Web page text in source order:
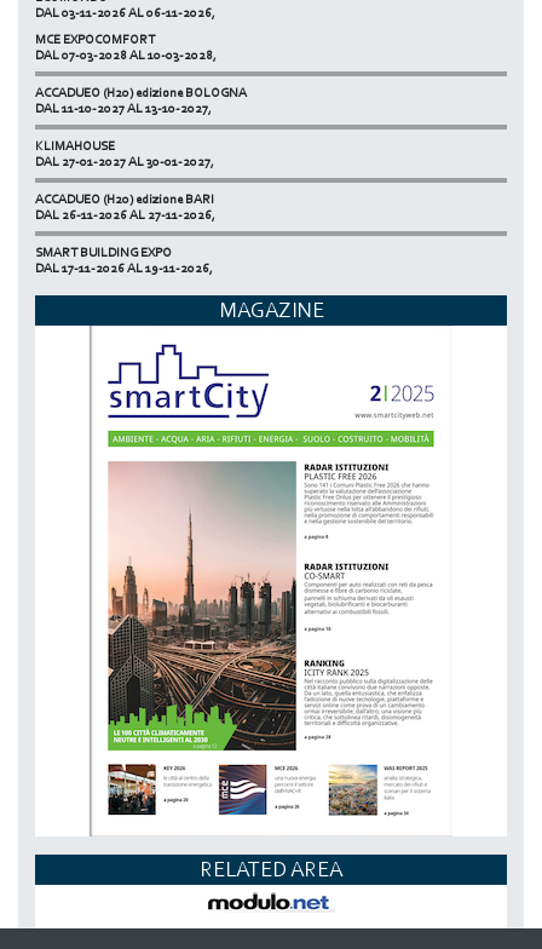
DAL 03-11-2026 AL 06-11-2026,
NETZERO MILAN - EXPO SUMMIT
DAL 20-10-2026 AL 22-10-2026,
MCE EXPOCOMFORT
DAL 07-03-2028 AL 10-03-2028,
ACCADUEO (H20) edizione BOLOGNA
DAL 11-10-2027 AL 13-10-2027,
KLIMAHOUSE
DAL 27-01-2027 AL 30-01-2027,
ACCADUEO (H20) edizione BARI
DAL 26-11-2026 AL 27-11-2026,
SMART BUILDING EXPO
DAL 17-11-2026 AL 19-11-2026,
ECOMONDO
NETZERO MILAN - EXPO SUMMIT
DAL 20-10-2026 AL 22-10-2026,
MAGAZINE
RELATED AREA